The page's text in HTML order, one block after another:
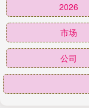
2026
市场
公司